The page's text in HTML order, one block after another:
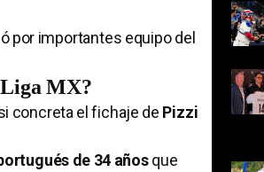
por importantes equipo del
Liga MX?
concreta el fichaje de Pizzi
de 34 añosque